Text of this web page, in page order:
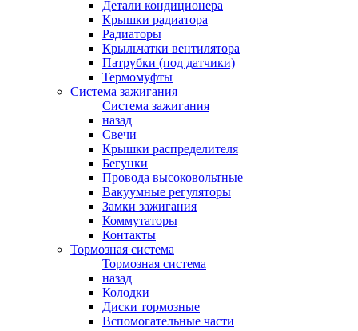
Детали кондиционера
Крышки радиатора
Радиаторы
Крыльчатки вентилятора
Патрубки (под датчики)
Термомуфты
Система зажигания
Система зажигания
назад
Свечи
Крышки распределителя
Бегунки
Провода высоковольтные
Вакуумные регуляторы
Замки зажигания
Коммутаторы
Контакты
Тормозная система
Тормозная система
назад
Колодки
Диски тормозные
Вспомогательные части